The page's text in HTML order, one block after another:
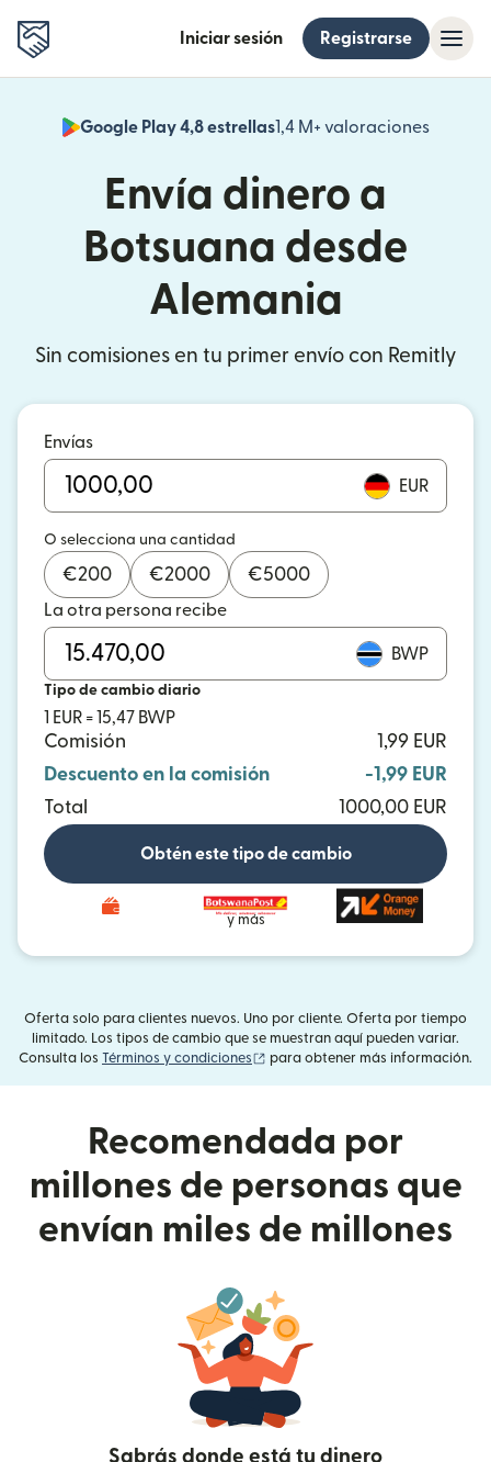
Iniciar sesión Registrarse
Google Play 4,8 estrellas1,4 M+ valoraciones
(se
Envía dinero a
Botsuana desde
Alemania
Sin comisiones en tu primer envío con Remitly
Envías
EUR
O selecciona una cantidad
€200 €2000 €5000
La otra persona recibe
BWP
Tipo de cambio diario
1 EUR = 15,47 BWP
Comisión
1,99 EUR
Descuento en la comisión
-1,99 EUR
Total
1000,00 EUR
Obtén este tipo de cambio
y más
Oferta solo para clientes nuevos. Uno por cliente. Oferta por tiempo
limitado. Los tipos de cambio que se muestran aquí pueden variar.
Consulta los Términos y condiciones (se abre en una ventana nueva)
para obtener más información.
Recomendada por
millones de personas que
envían miles de millones
Sabrás donde está tu dinero